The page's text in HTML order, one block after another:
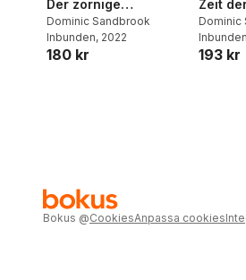
Der zornige
Herrscher: Heinrich
VIII.
Dominic Sandbrook
Inbunden, 2022
180 kr
Zeit
Zweite
Dominic
Inbunden
193 kr
Bokus @CookiesAnpassa cookies